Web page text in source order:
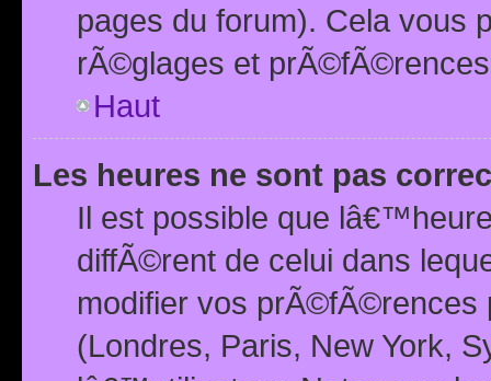
pages du forum). Cela vous
rÃ©glages et
Haut
Les heures ne sont pas
Il est possible que
diffÃ©rent de celui dans
modifier vos prÃ©fÃ©rences
(Londres, Paris, New York,